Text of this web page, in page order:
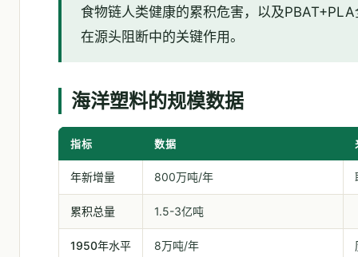
食物链人类健康的累积危害，以及
在源头阻断中的关键作用。
海洋塑料的规模数据
指标 数据
年新增量 800万吨/年
累积总量 1.5-3亿吨
1950年水平 8万吨/年